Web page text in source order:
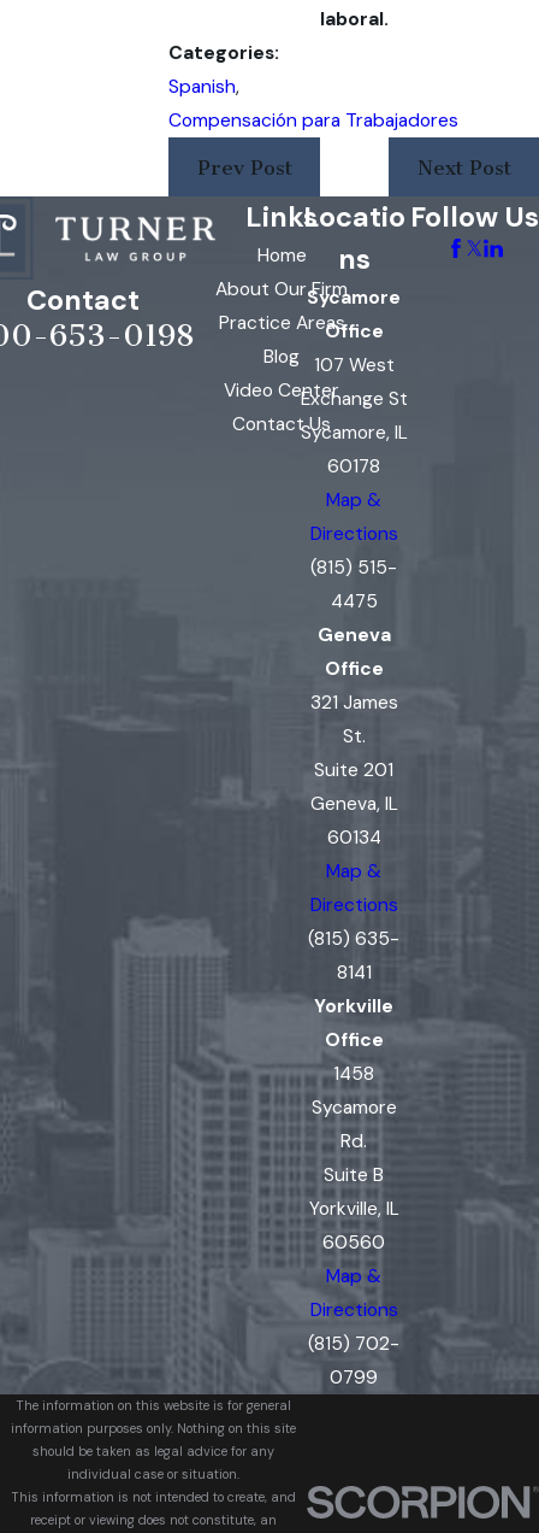
laboral.
Categories:
Spanish,
Compensación para Trabajadores
Prev Post
Next Post
Contact
653-0198
Links
Home
About Our Firm
Practice Areas
Blog
Video Center
Contact Us
Locatio
ns
Sycamore
Office
107 West
Exchange St
Sycamore, IL
60178
Map &
Directions
(815) 515-
4475
Geneva
Office
321 James
St.
Suite 201
Geneva, IL
60134
Map &
Directions
(815) 635-
8141
Yorkville
Office
1458
Sycamore
Rd.
Suite B
Yorkville, IL
60560
Map &
Directions
(815) 702-
0799
Follow Us
The information on this website is for general
information purposes only. Nothing on this site
should be taken as legal advice for any
individual case or situation.
This information is not intended to create, and
receipt or viewing does not constitute, an